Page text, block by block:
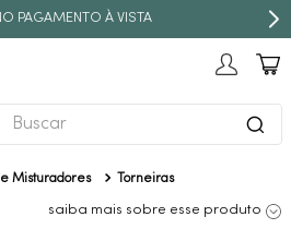
ATÉ 10X SEM JUROS
Buscar
e Misturadores Torneiras
saiba mais sobre esse produto